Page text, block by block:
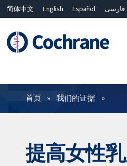
简体中文 English Español فارسی
过滤
首页 我们的证据
提高女性